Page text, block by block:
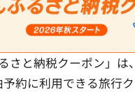
さと納税クーポン」は
約に利用できる旅行